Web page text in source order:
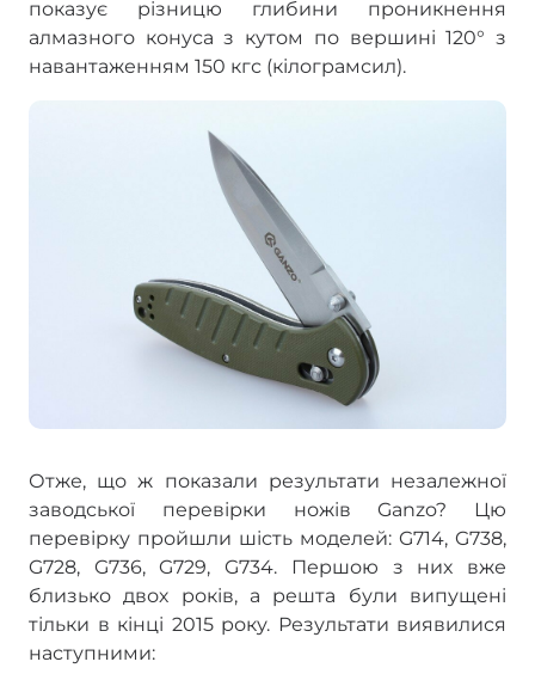
показує різницю глибини проникнення
алмазного конуса з кутом по вершині 120° з
навантаженням 150 кгс (кілограмсил).
Отже, що ж показали результати незалежної
заводської перевірки ножів Ganzo? Цю
перевірку пройшли шість моделей: G714, G738,
G728, G736, G729, G734. Першою з них вже
близько двох років, а решта були випущені
тільки в кінці 2015 року. Результати виявилися
наступними: